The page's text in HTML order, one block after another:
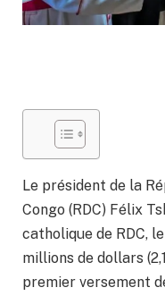
Le président de la
Congo (RDC) Félix
catholique de RDC,
millions de dollars
premier versement